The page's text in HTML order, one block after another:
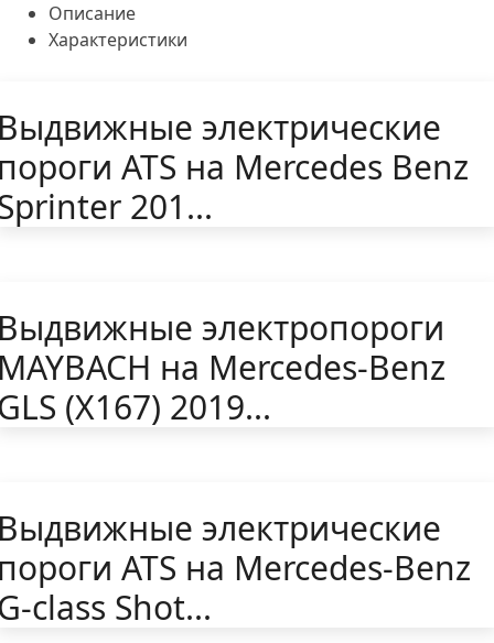
Описание
Характеристики
электрические
ATS на Mercedes Benz
201...
электропороги
на Mercedes-Benz
(X167) 2019...
электрические
ATS на Mercedes-Benz
class Shot...